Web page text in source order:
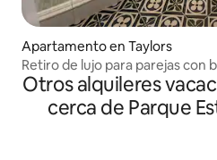
Apartamento en Taylors
Retiro de lujo para parejas con
Otros alquileres
cerca de Parque